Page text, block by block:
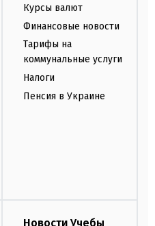
Курсы валют
Финансовые новости
Тарифы на
коммунальные услуги
Налоги
Пенсия в Украине
Новости Учебы